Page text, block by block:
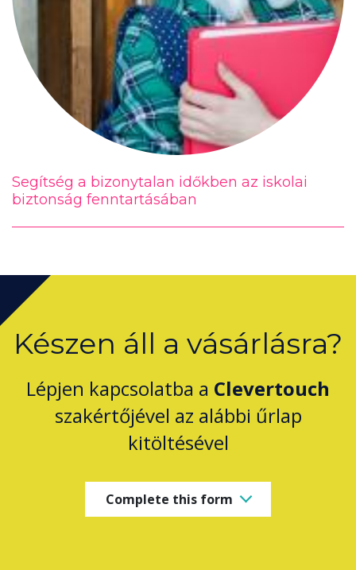
Segítség a bizonytalan időkben az iskolai
biztonság fenntartásában
Készen áll a vásárlásra?
Lépjen kapcsolatba a Clevertouch
szakértőjével az alábbi űrlap
kitöltésével
Complete this form